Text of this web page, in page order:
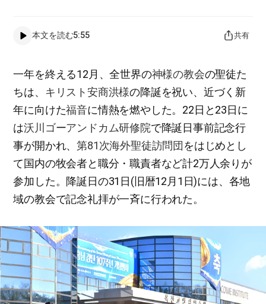
本文を読む5:55 共有
一年を終える12月、全世界の神様の教会の聖徒た
ちは、 キリスト安商洪様の降誕を祝い、近づく新
年に向けた福音に情熱を燃やした。22日と23日に
は沃川ゴーアンドカム研修院で降誕日事前記念行
事が開かれ、第81次海外聖徒訪問団 をはじめとし
て国内の牧会者と職分・職責者など計2万人余りが
参加した。降誕日の31日(旧暦12月1日)には、各地
域の教会で記念礼拝が一斉に行われた。